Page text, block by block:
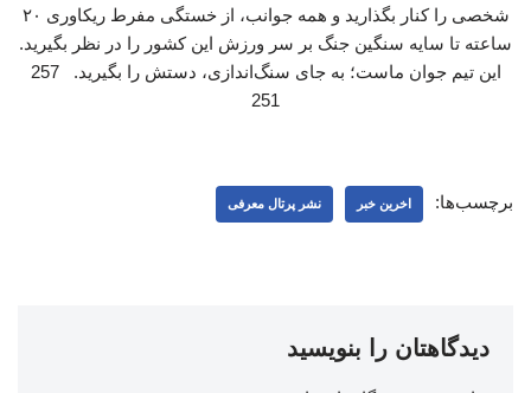
شخصی را کنار بگذارید و همه جوانب، از خستگی مفرط ریکاوری ۲۰
ساعته تا سایه سنگین جنگ بر سر ورزش این کشور را در نظر بگیرید.
این تیم جوان ماست؛ به جای سنگ‌اندازی، دستش را بگیرید. 257
251
برچسب‌ها: اخرین خبر نشر پرتال معرفی
دیدگاهتان را بنویسید